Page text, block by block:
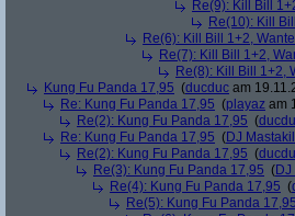
Re(9): Kill Bill
Re(10): Kill
Re(6): Kill Bill 1+2,
Re(7): Kill Bill 1+2,
Re(8): Kill Bill 1+2,
Kung Fu Panda 17,95 (ducduc am
Re: Kung Fu Panda 17,95 (playaz am
Re(2): Kung Fu Panda 17,95 (
Re: Kung Fu Panda 17,95 (DJ
Re(2): Kung Fu Panda 17,95 (
Re(3): Kung Fu Panda 17,95 (
Re(4): Kung Fu Panda 17,95 (
Re(5): Kung Fu Panda 17,95